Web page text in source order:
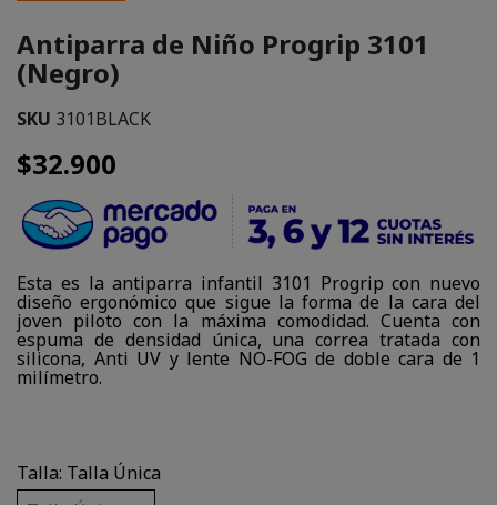
Antiparra de Niño Progrip 3101
(Negro)
SKU 3101BLACK
$32.900
Esta es la antiparra infantil 3101 Progrip con nuevo
diseño ergonómico que sigue la forma de la cara del
joven piloto con la máxima comodidad. Cuenta con
espuma de densidad única, una correa tratada con
silicona, Anti UV y lente NO-FOG de doble cara de 1
milímetro.
Talla: Talla Única